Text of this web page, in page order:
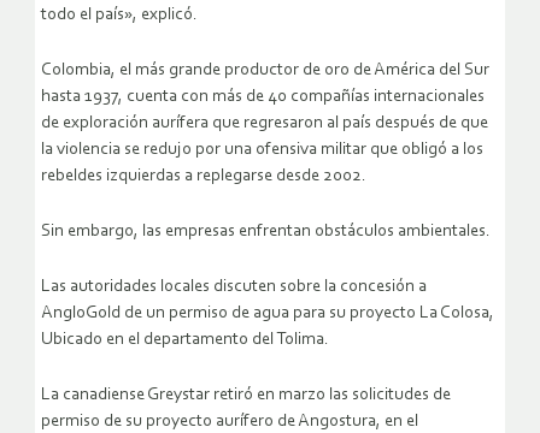
todo el país», explicó.
Colombia, el más grande productor de oro de América del Sur
hasta 1937, cuenta con más de 40 compañías internacionales
de exploración aurífera que regresaron al país después de que
la violencia se redujo por una ofensiva militar que obligó a los
rebeldes izquierdas a replegarse desde 2002.
Sin embargo, las empresas enfrentan obstáculos ambientales.
Las autoridades locales discuten sobre la concesión a
AngloGold de un permiso de agua para su proyecto La Colosa,
Ubicado en el departamento del Tolima.
La canadiense Greystar retiró en marzo las solicitudes de
permiso de su proyecto aurífero de Angostura, en el